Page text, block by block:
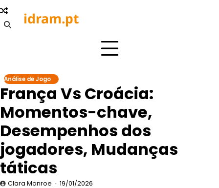
Skip
to
content
idram.pt
Análise de Jogo
França Vs Croácia:
Momentos-chave,
Desempenhos dos
jogadores, Mudanças
táticas
Clara Monroe 19/01/2026